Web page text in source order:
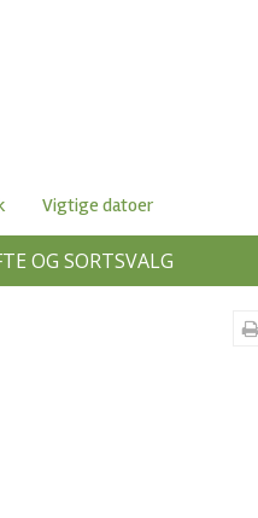
Vigtige datoer
OG SORTSVALG